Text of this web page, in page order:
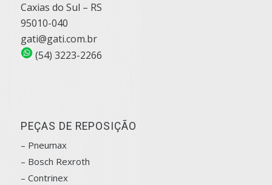
Caxias do Sul – RS
95010-040
gati@gati.com.br
(54) 3223-2266
PEÇAS DE REPOSIÇÃO
– Pneumax
– Bosch Rexroth
– Contrinex